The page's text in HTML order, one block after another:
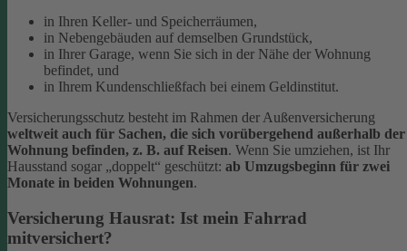
in Ihren Keller- und Speicherräumen,
in Nebengebäuden auf demselben Grundstück,
in Ihrer Garage, wenn Sie sich in der Nähe der Wohnung
befindet, und
in Ihrem Kundenschließfach bei einem Geldinstitut.
Versicherungsschutz besteht im Rahmen der Außenversicherung
weltweit auch für Sachen, die sich vorübergehend außerhalb der
Wohnung befinden, z. B. auf Reisen. Wenn Sie umziehen, ist Ihr
Hausstand sogar „doppelt“ geschützt: ab Umzugsbeginn für zwei
Monate in beiden Wohnungen.
Versicherung Hausrat: Ist mein Fahrrad
mitversichert?